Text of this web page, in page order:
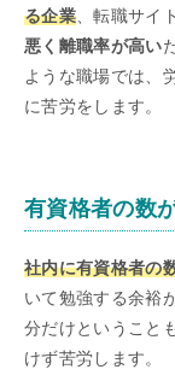
る企業 、転職サイ
悪く離職率が高い
ような職場では、
に苦労をします。
有資格者の数
社内に有資格者の
いて勉強する余裕
分だけということ
けず苦労します。